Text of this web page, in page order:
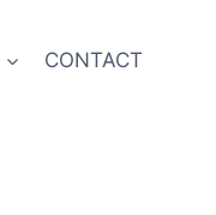
CONTACT